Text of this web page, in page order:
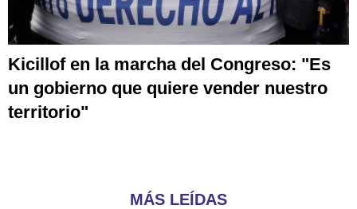
Kicillof en la marcha del Congreso: "Es
un gobierno que quiere vender nuestro
territorio"
MÁS LEÍDAS